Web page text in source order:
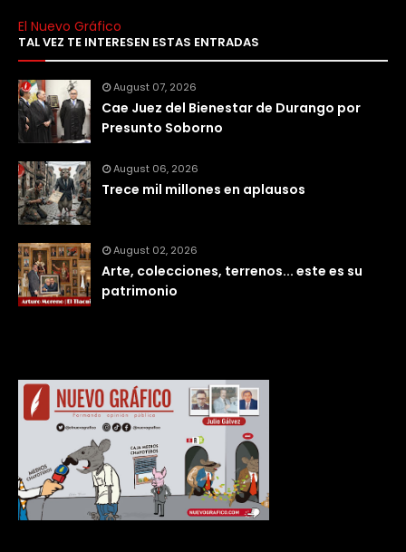
El Nuevo Gráfico
TAL VEZ TE INTERESEN ESTAS ENTRADAS
August 07, 2026
Cae Juez del Bienestar de Durango por
Presunto Soborno
August 06, 2026
Trece mil millones en aplausos
August 02, 2026
Arte, colecciones, terrenos... este es su
patrimonio